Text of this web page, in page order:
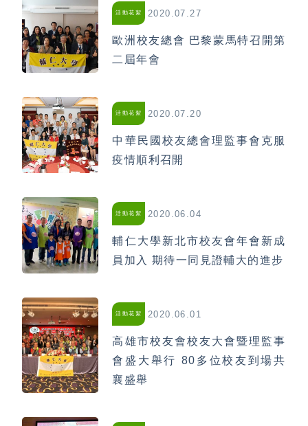
活動花絮 2020.07.27
歐洲校友總會 巴黎蒙馬特召開第
二屆年會
活動花絮 2020.07.20
中華民國校友總會理監事會克服
疫情順利召開
活動花絮 2020.06.04
輔仁大學新北市校友會年會新成
員加入 期待一同見證輔大的進步
活動花絮 2020.06.01
高雄市校友會校友大會暨理監事
會盛大舉行 80多位校友到場共
襄盛舉